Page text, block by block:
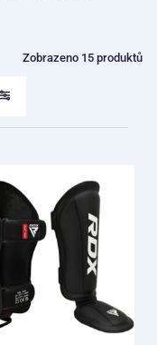
Zobrazeno 15 produktů